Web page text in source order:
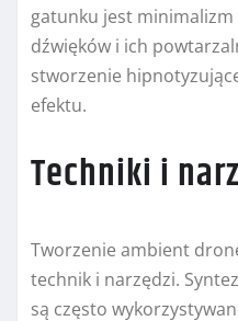
gatunku jest
dźwięków i ich
stworzenie
efektu.
Techniki i
Tworzenie ambient
technik i narzędzi.
są często